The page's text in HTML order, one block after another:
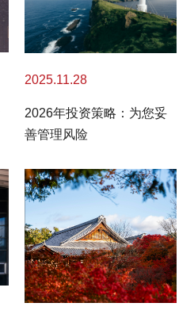
2025.11.28
2026年投资策略：为您妥
善管理风险